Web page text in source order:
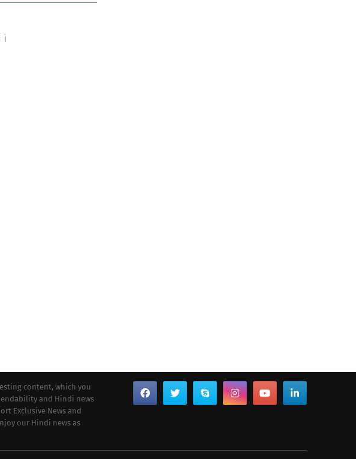
।
content, which you
and Hindi news
Exclusive News and
our Hindi news as